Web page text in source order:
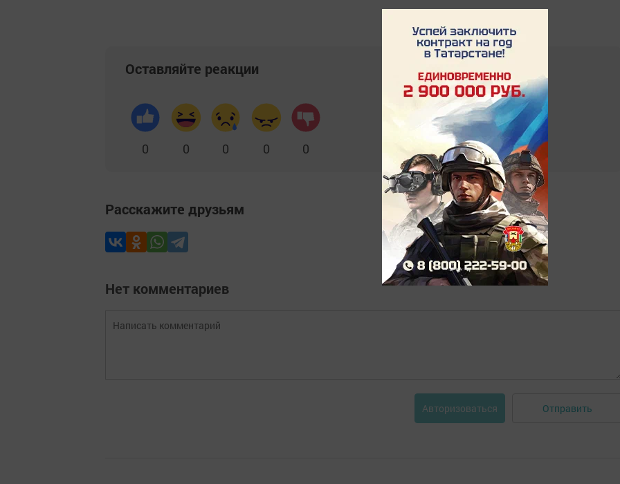
Оставляйте реакции
0 0 0 0 0
Расскажите друзьям
Нет комментариев
Авторизоваться Отправить